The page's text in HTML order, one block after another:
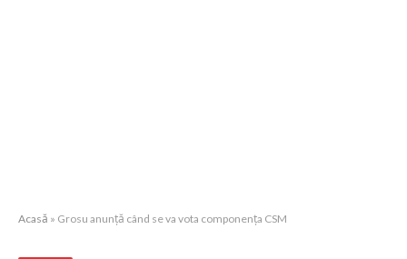
Acasă » Grosu anunță când se va vota componența CSM